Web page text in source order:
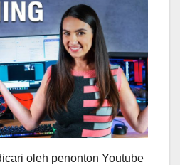
oleh penonton Youtube